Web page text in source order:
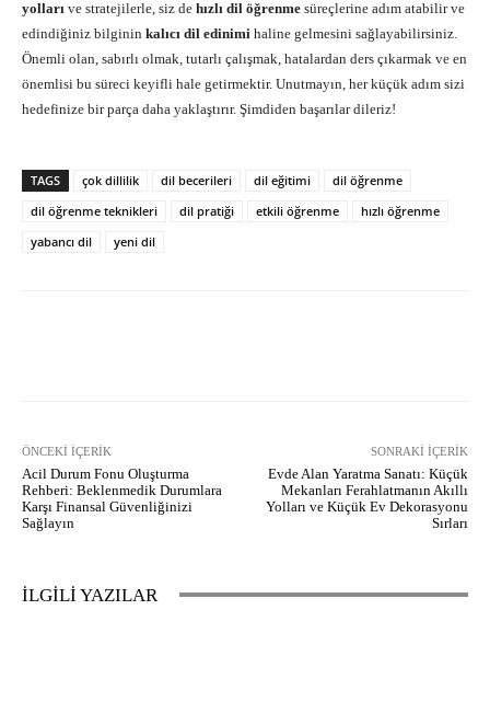
yolları ve stratejilerle, siz de hızlı dil öğrenme süreçlerine adım atabilir ve
edindiğiniz bilginin kalıcı dil edinimi haline gelmesini sağlayabilirsiniz.
Önemli olan, sabırlı olmak, tutarlı çalışmak, hatalardan ders çıkarmak ve en
önemlisi bu süreci keyifli hale getirmektir. Unutmayın, her küçük adım sizi
hedefinize bir parça daha yaklaştırır. Şimdiden başarılar dileriz!
TAGS çok dillilik dil becerileri dil eğitimi
dil öğrenme
dil öğrenme teknikleri
dil pratiği etkili öğrenme
hızlı öğrenme
yabancı dil
yeni dil
ÖNCEKI İÇERIK
Acil Durum Fonu Oluşturma
Rehberi: Beklenmedik Durumlara
Karşı Finansal Güvenliğinizi
Sağlayın
SONRAKI İÇERIK
Evde Alan Yaratma Sanatı: Küçük
Mekanları Ferahlatmanın Akıllı
Yolları ve Küçük Ev Dekorasyonu
Sırları
İLGİLİ YAZILAR